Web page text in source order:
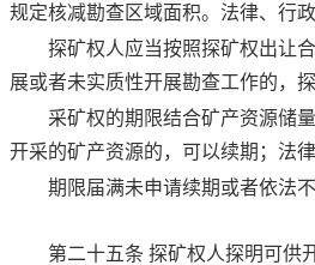
规定核减勘查区域面积。法律、行
探矿权人应当按照探矿权出让
展或者未实质性开展勘查工作的，
采矿权的期限结合矿产资源储
开采的矿产资源的，可以续期；法
期限届满未申请续期或者依法
第二十五条 探矿权人探明可供